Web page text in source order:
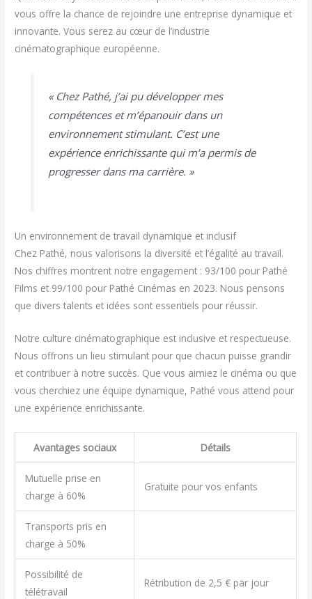
vous offre la chance de rejoindre une entreprise dynamique et
innovante. Vous serez au cœur de l’industrie
cinématographique européenne.
« Chez Pathé, j’ai pu développer mes
compétences et m’épanouir dans un
environnement stimulant. C’est une
expérience enrichissante qui m’a permis de
progresser dans ma carrière. »
Un environnement de travail dynamique et inclusif
Chez Pathé, nous valorisons la diversité et l’égalité au travail.
Nos chiffres montrent notre engagement : 93/100 pour Pathé
Films et 99/100 pour Pathé Cinémas en 2023. Nous pensons
que divers talents et idées sont essentiels pour réussir.
Notre culture cinématographique est inclusive et respectueuse.
Nous offrons un lieu stimulant pour que chacun puisse grandir
et contribuer à notre succès. Que vous aimiez le cinéma ou que
vous cherchiez une équipe dynamique, Pathé vous attend pour
une expérience enrichissante.
Avantages sociaux Détails
Mutuelle prise en
charge à 60%
Gratuite pour vos enfants
Transports pris en
charge à 50%
Possibilité de
télétravail
Rétribution de 2,5 € par jour